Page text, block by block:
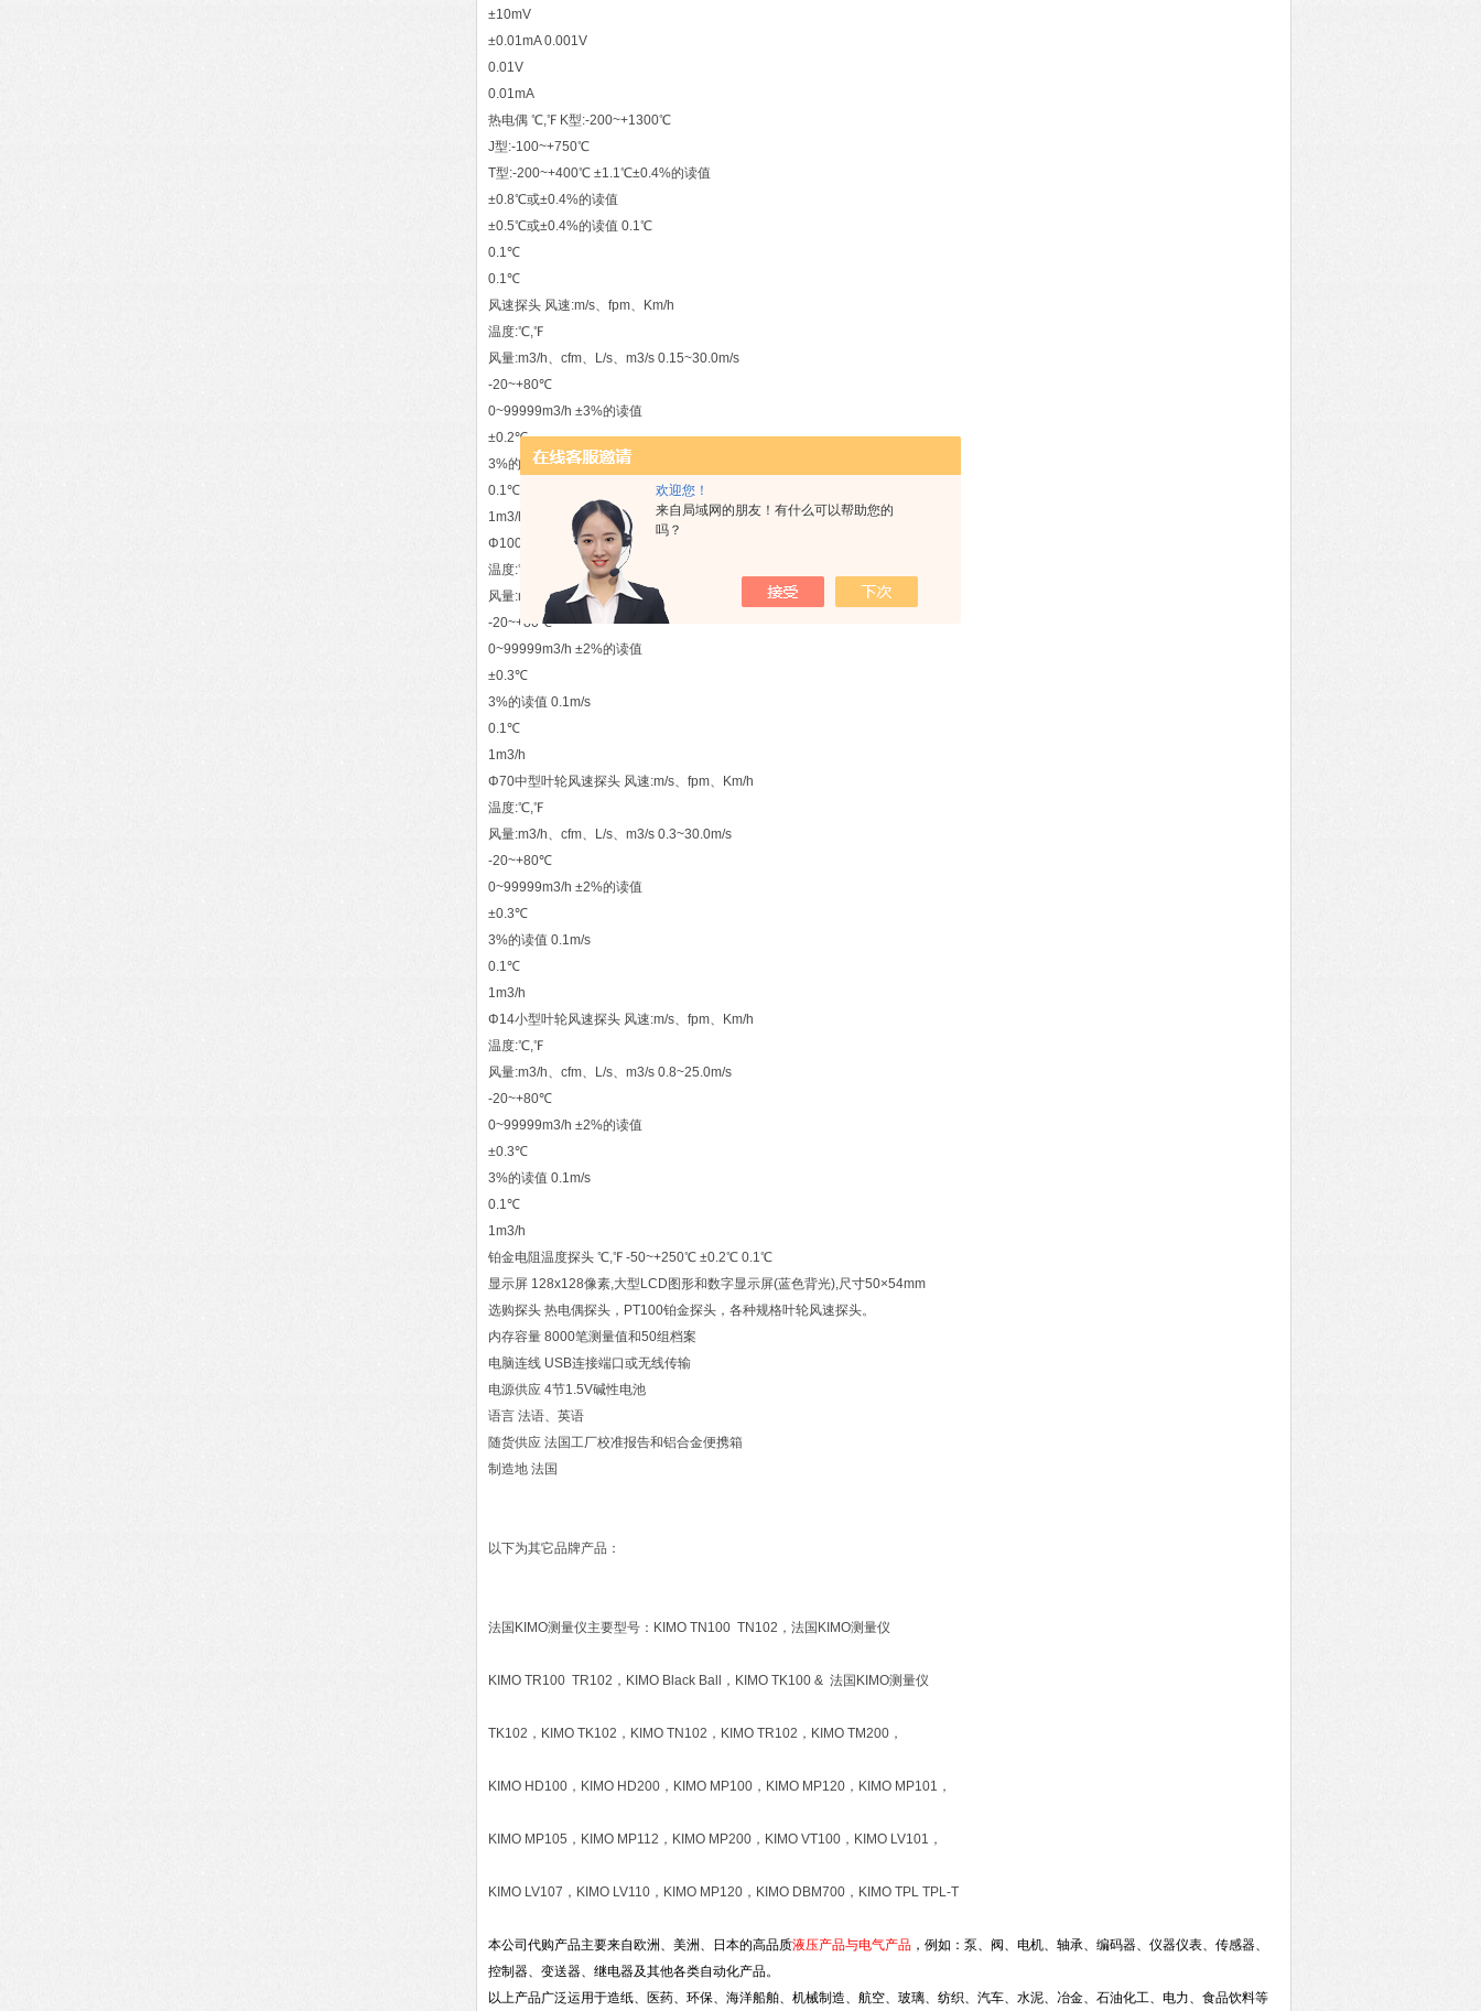
欢迎您！
来自局域网的朋友！有什么可以帮助您的
吗？
±10mV
±0.01mA 0.001V
0.01V
0.01mA
热电偶 ℃,℉ K型:-200~+1300℃
J型:-100~+750℃
T型:-200~+400℃ ±1.1℃±0.4%的读值
±0.8℃或±0.4%的读值
±0.5℃或±0.4%的读值 0.1℃
0.1℃
0.1℃
风速探头 风速:m/s、fpm、Km/h
温度:℃,℉
风量:m3/h、cfm、L/s、m3/s 0.15~30.0m/s
-20~+80℃
0~99999m3/h ±3%的读值
±0.2℃
3%的读值 0.1m/s
0.1℃
1m3/h
Φ100大型叶轮风速探头 风速:m/s、fpm、Km/h
温度:℃,℉
风量:m3/h、cfm、L/s、m3/s 0.30~35.0m/s
-20~+80℃
0~99999m3/h ±2%的读值
±0.3℃
3%的读值 0.1m/s
0.1℃
1m3/h
Φ70中型叶轮风速探头 风速:m/s、fpm、Km/h
温度:℃,℉
风量:m3/h、cfm、L/s、m3/s 0.3~30.0m/s
-20~+80℃
0~99999m3/h ±2%的读值
±0.3℃
3%的读值 0.1m/s
0.1℃
1m3/h
Φ14小型叶轮风速探头 风速:m/s、fpm、Km/h
温度:℃,℉
风量:m3/h、cfm、L/s、m3/s 0.8~25.0m/s
-20~+80℃
0~99999m3/h ±2%的读值
±0.3℃
3%的读值 0.1m/s
0.1℃
1m3/h
铂金电阻温度探头 ℃,℉ -50~+250℃ ±0.2℃ 0.1℃
显示屏 128x128像素,大型LCD图形和数字显示屏(蓝色背光),尺寸50×54mm
选购探头 热电偶探头，PT100铂金探头，各种规格叶轮风速探头。
内存容量 8000笔测量值和50组档案
电脑连线 USB连接端口或无线传输
电源供应 4节1.5V碱性电池
语言 法语、英语
随货供应 法国工厂校准报告和铝合金便携箱
制造地 法国
以下为其它品牌产品：
法国KIMO测量仪主要型号：KIMO TN100 TN102，法国KIMO测量仪
KIMO TR100 TR102，KIMO Black Ball，KIMO TK100 & 法国KIMO测量仪
TK102，KIMO TK102，KIMO TN102，KIMO TR102，KIMO TM200，
KIMO HD100，KIMO HD200，KIMO MP100，KIMO MP120，KIMO MP101，
KIMO MP105，KIMO MP112，KIMO MP200，KIMO VT100，KIMO LV101，
KIMO LV107，KIMO LV110，KIMO MP120，KIMO DBM700，KIMO TPL TPL-T
本公司代购产品主要来自欧洲、美洲、日本的高品质液压产品与电气产品 ，例如：泵、阀、电机、轴承、编码器、仪器仪表、传感器、
控制器、变送器、继电器及其他各类自动化产品。
以上产品广泛运用于造纸、医药、环保、海洋船舶、机械制造、航空、玻璃、纺织、汽车、水泥、冶金、石油化工、电力、食品饮料等